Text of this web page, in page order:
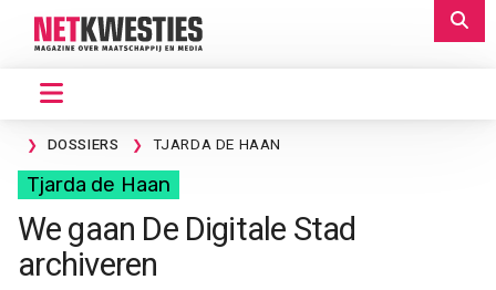
DOSSIERS TJARDA DE HAAN
Tjarda de Haan
We gaan De Digitale Stad
archiveren